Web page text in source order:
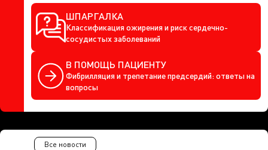
ШПАРГАЛКА
Классификация ожирения и риск сердечно-
сосудистых заболеваний
В ПОМОЩЬ ПАЦИЕНТУ
Фибрилляция и трепетание предсердий: ответы на
вопросы
Все новости